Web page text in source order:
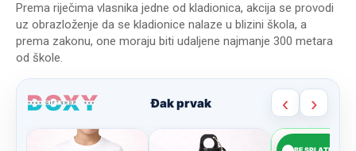
Prema riječima vlasnika jedne od kladionica, akcija se provodi
uz obrazloženje da se kladionice nalaze u blizini škola, a
prema zakonu, one moraju biti udaljene najmanje 300 metara
od škole.